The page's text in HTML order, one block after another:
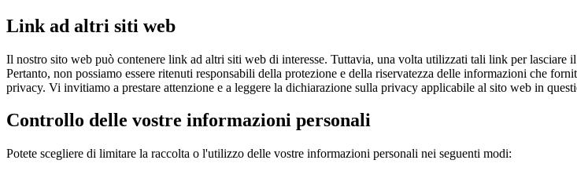
Link ad altri siti web
Il nostro sito web può contenere link ad altri siti web di interesse. Tuttavia, una volta utilizzati tali link per lasciare
Pertanto, non possiamo essere ritenuti responsabili della protezione e della riservatezza delle informazioni che
privacy. Vi invitiamo a prestare attenzione e a leggere la dichiarazione sulla privacy applicabile al sito web in
Controllo delle vostre informazioni personali
Potete scegliere di limitare la raccolta o l'utilizzo delle vostre informazioni personali nei seguenti modi: